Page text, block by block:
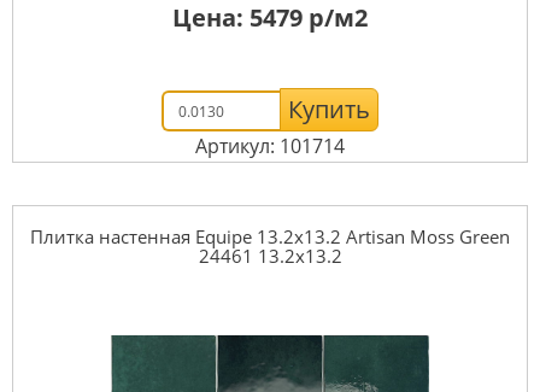
Цена: 5479 р/м2
Купить
Артикул: 101714
Плитка настенная Equipe 13.2x13.2 Artisan Moss Green
24461 13.2x13.2